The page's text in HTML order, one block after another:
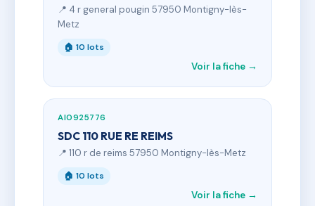
📍 4 r general pougin 57950 Montigny-lès-
Metz
🏠 10 lots
Voir la fiche →
AI0925776
SDC 110 RUE RE REIMS
📍 110 r de reims 57950 Montigny-lès-Metz
🏠 10 lots
Voir la fiche →